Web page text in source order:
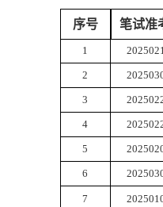
序号 笔试准
1
2
3
4
5
6
7